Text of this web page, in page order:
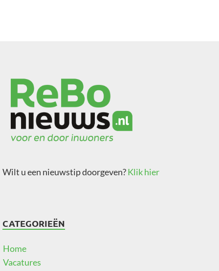
Wilt u een nieuwstip doorgeven?Klik hier
CATEGORIEËN
Home
Vacatures